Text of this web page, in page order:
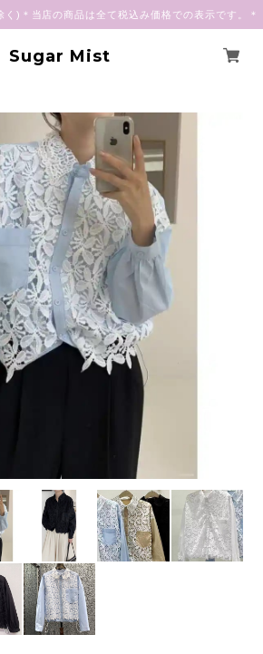
)＊当店の商品は全て税込み価格での表示です。＊
Sugar Mist